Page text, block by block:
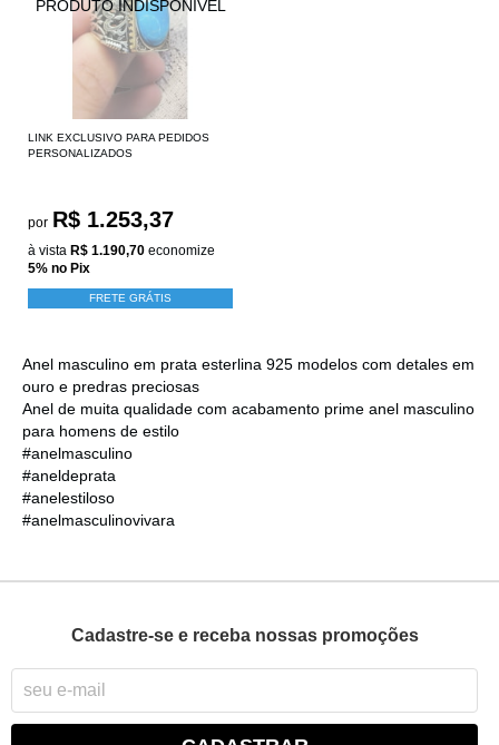
LINK EXCLUSIVO PARA PEDIDOS
PERSONALIZADOS
por R$ 1.253,37
à vista R$ 1.190,70 economize
5% no Pix
FRETE GRÁTIS
Anel masculino em prata esterlina 925 modelos com detales em
ouro e predras preciosas
Anel de muita qualidade com acabamento prime anel masculino
para homens de estilo
#anelmasculino
#aneldeprata
#anelestiloso
#anelmasculinovivara
Cadastre-se e receba nossas promoções